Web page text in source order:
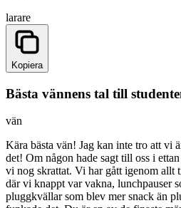
larare
Kopiera
Bästa vännens tal till
vän
Kära bästa vän! Jag kan inte tro att vi
det! Om någon hade sagt till oss i
vi nog skrattat. Vi har gått igenom allt
där vi knappt var vakna, lunchpauser
pluggkvällar som blev mer snack än